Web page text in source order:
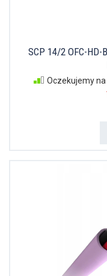
SCP 14/2 OFC-HD-
Oczekujemy